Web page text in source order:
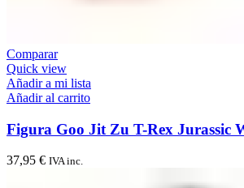
Comparar
Quick view
Añadir a mi lista
Añadir al carrito
Figura Goo Jit Zu T-Rex Jurassic
37,95 € IVA inc.